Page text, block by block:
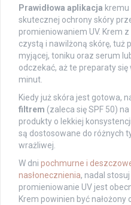
Prawidłowa aplikacja
skutecznej ochrony skóry
promieniowaniem UV. Krem
czystą i nawilżoną skórę, tuż
myjącej, toniku oraz serum
odczekać, aż te preparaty się
minut.
Kiedy już skóra jest gotowa,
filtrem (zaleca się SPF 50)
produkty o lekkiej
są dostosowane do różnych
wrażliwej.
W dni pochmurne i
nasłonecznienia, nadal stosuj
promieniowanie UV jest
Krem powinien być